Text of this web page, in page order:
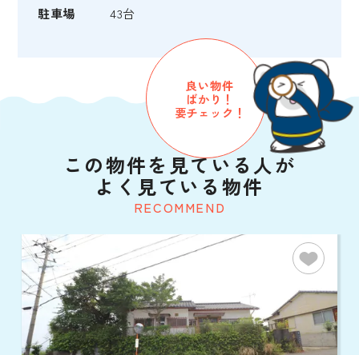
駐車場
43台
RECOMMEND
この物件を見ている人が
よく見ている物件
良い物件
ばかり！
要チェック！